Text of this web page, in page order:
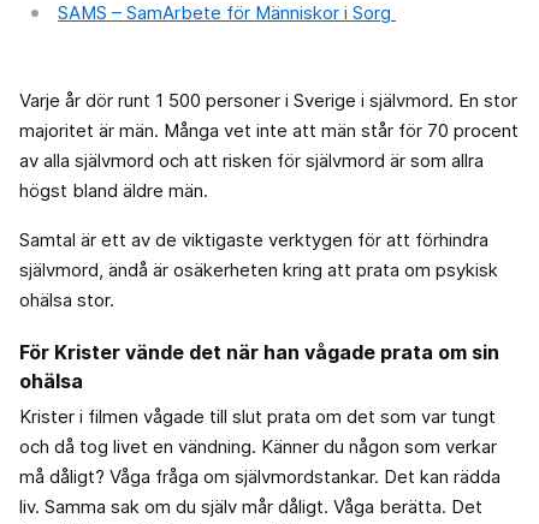
SAMS – SamArbete för Människor i Sorg
Varje år dör runt 1 500 personer i Sverige i självmord. En stor
majoritet är män. Många vet inte att män står för 70 procent
av alla självmord och att risken för självmord är som allra
högst bland äldre män.
Samtal är ett av de viktigaste verktygen för att förhindra
självmord, ändå är osäkerheten kring att prata om psykisk
ohälsa stor.
För Krister vände det när han vågade prata om sin
ohälsa
Krister i filmen vågade till slut prata om det som var tungt
och då tog livet en vändning. Känner du någon som verkar
må dåligt? Våga fråga om självmordstankar. Det kan rädda
liv. Samma sak om du själv mår dåligt. Våga berätta. Det